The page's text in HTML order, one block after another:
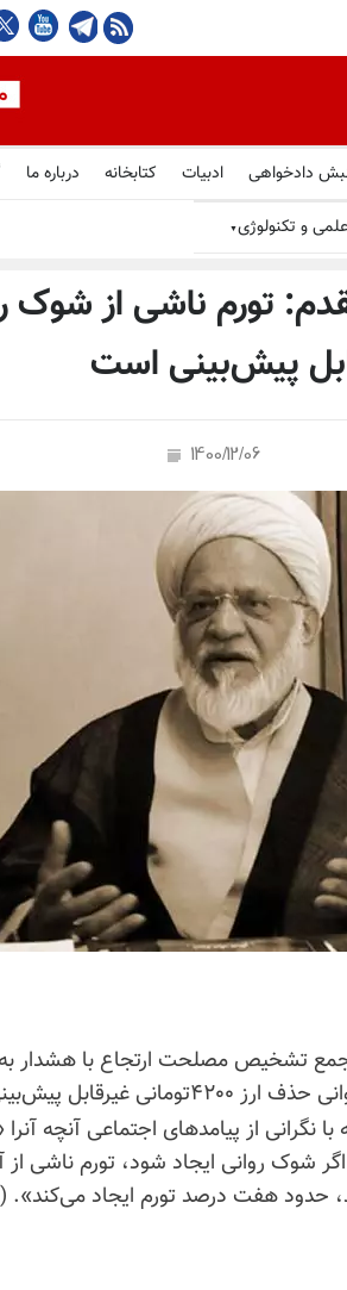
دادخواهی ادبیات کتابخانه درباره ما
علمی و تکنولوژی▼
تورم ناشی از شوک
1400/12/06
تشخیص مصلحت ارتجاع با هشدار به
پیش‌بینی است».
نگرانی از پیامدهای اجتماعی آنچه
شوک روانی ایجاد شود، تورم ناشی
حدود هفت درصد تورم ایجاد